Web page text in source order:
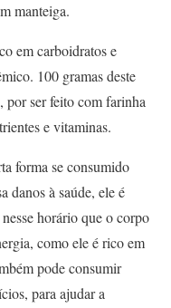
manteiga.
em carboidratos e
100 gramas deste
por ser feito com farinha
e vitaminas.
forma se consumido
danos à saúde, ele é
horário que o corpo
como ele é rico em
pode consumir
para ajudar a